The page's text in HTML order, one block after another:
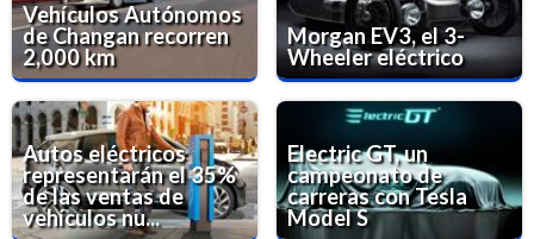
Vehículos Autónomos
de Changan recorren
2,000 km
Morgan EV3, el 3-
Wheeler eléctrico
Autos eléctricos
representarán el 35%
de las ventas de
vehículos nu...
Electric GT, un
campeonato de
carreras con Tesla
Model S